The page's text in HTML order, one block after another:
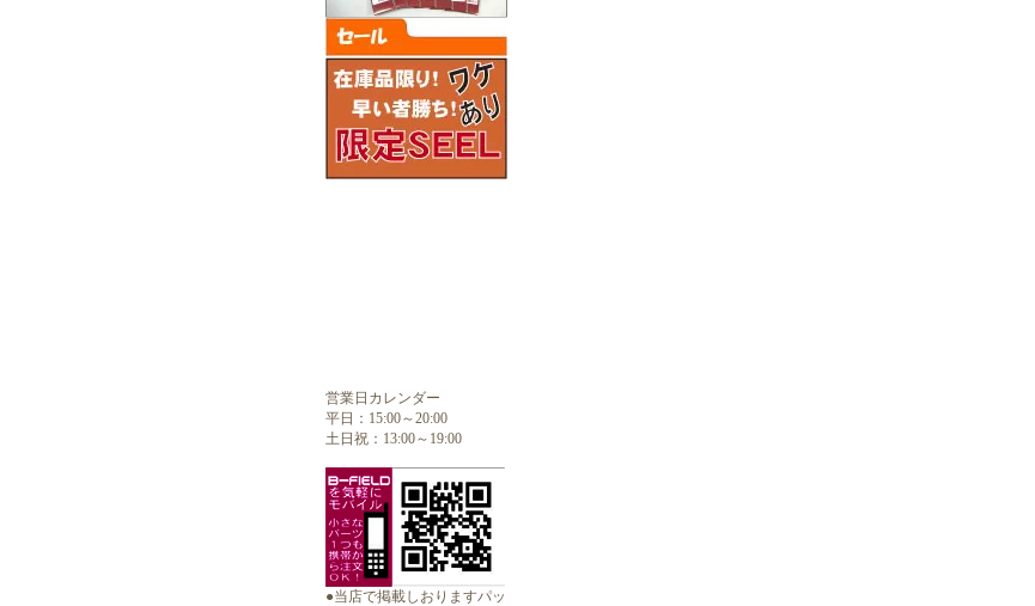
営業日カレンダー
平日：15:00～20:00
土日祝：13:00～19:00
●当店で掲載しおりますパッ